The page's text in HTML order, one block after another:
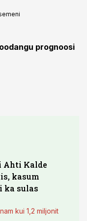
prognoosi
Ahti Kalde
kasum
ka sulas
kui 1,2 miljonit